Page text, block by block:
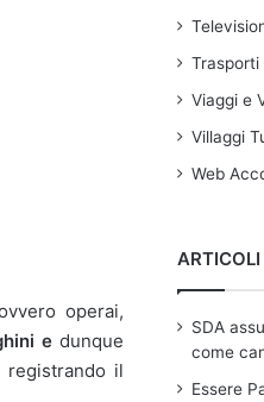
operai,
e dunque
registrando il
Trasporti
Viaggi e
Villaggi
Web
SDA
come
Essere